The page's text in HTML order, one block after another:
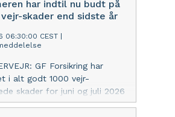
har indtil nu budt på
skader end sidste år
06:30:00 CEST
GF Forsikring har
i alt godt 1000 vejr-
skader for juni og juli 2026
lidt færre end samme